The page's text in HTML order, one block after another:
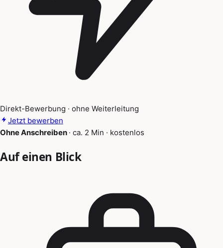
Direkt-Bewerbung · ohne Weiterleitung
Jetzt bewerben
Ohne Anschreiben · ca. 2 Min · kostenlos
Auf einen Blick